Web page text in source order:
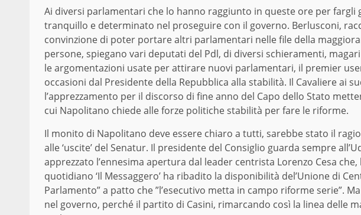
Ai diversi parlamentari che lo hanno raggiunto in queste ore per
tranquillo e determinato nel proseguire con il governo. Berlusconi,
convinzione di poter portare altri parlamentari nelle file della
persone, spiegano vari deputati del Pdl, di diversi schieramenti,
le argomentazioni usate per attirare nuovi parlamentari, il premier
occasioni dal Presidente della Repubblica alla stabilità. Il Cavaliere ai
l’apprezzamento per il discorso di fine anno del Capo dello Stato
cui Napolitano chiede alle forze politiche stabilità per fare le riforme.
Il monito di Napolitano deve essere chiaro a tutti, sarebbe stato il
alle ‘uscite’ del Senatur. Il presidente del Consiglio guarda sempre
apprezzato l’ennesima apertura dal leader centrista Lorenzo Cesa che,
quotidiano ‘Il Messaggero’ ha ribadito la disponibilità del’Unione di
Parlamento” a patto che ”l’esecutivo metta in campo riforme serie”.
nel governo, perché il partito di Casini, rimarcando così la linea delle